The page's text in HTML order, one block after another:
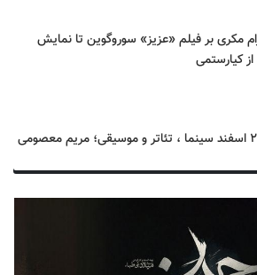
مکری بر فیلم «عزیز» سوروگوین تا نمایش
کیارستمی